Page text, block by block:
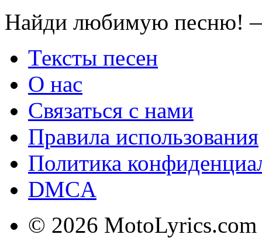
Найди любимую песню!
Тексты песен
О нас
Связаться с нами
Правила использования
Политика
DMCA
© 2026